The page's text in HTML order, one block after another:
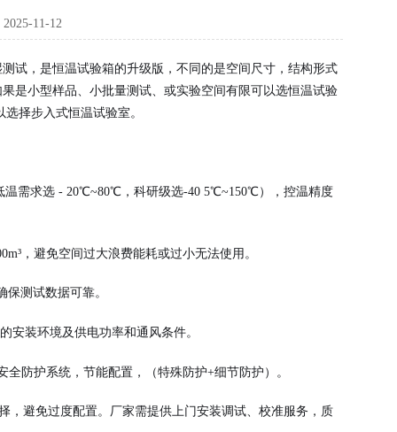
2025-11-12
试，是恒温试验箱的升级版，不同的是空间尺寸，结构形式
是小型样品、小批量测试、或实验空间有限可以选恒温试验
择步入式恒温试验室。
温需求选 - 20℃~80℃，科研级选-40 5℃~150℃），控温精度
，避免空间过大浪费能耗或过小无法使用。
测试数据可靠。
安装环境及供电功率和通风条件。
防护系统，节能配置，（特殊防护+细节防护）。
，避免过度配置。厂家需提供上门安装调试、校准服务，质